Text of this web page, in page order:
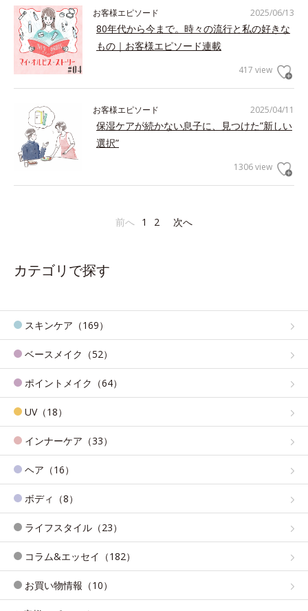
2025/06/13
お客様エピソード
80年代から今まで。時々の流行と私の好きな
もの｜お客様エピソード連載
417 view
2025/04/11
お客様エピソード
保湿ケアが続かない息子に、見つけた”新しい
選択”
1306 view
前へ 1 2 次へ
カテゴリで探す
スキンケア（169）
ベースメイク（52）
ポイントメイク（64）
UV（18）
インナーケア（33）
ヘア（16）
ボディ（8）
ライフスタイル（23）
コラム&エッセイ（182）
お買い物情報（10）